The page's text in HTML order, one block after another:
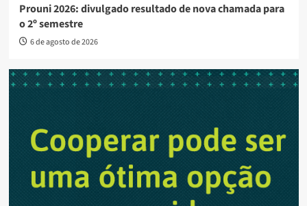
Prouni 2026: divulgado resultado de nova chamada para
o 2º semestre
6 de agosto de 2026